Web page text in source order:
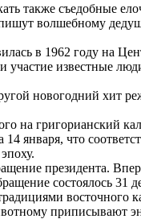
также съедобные
волшебному
в 1962 году на
участие известные
новогодний хит
на григорианский
января, что
президента.
состоялось 31
восточного
приписывают